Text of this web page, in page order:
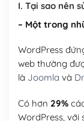
Hosting
I. Tại sao nên
– Một trong
WordPress
web thường
là Joomla và
Có hơn 29%
WordPress,